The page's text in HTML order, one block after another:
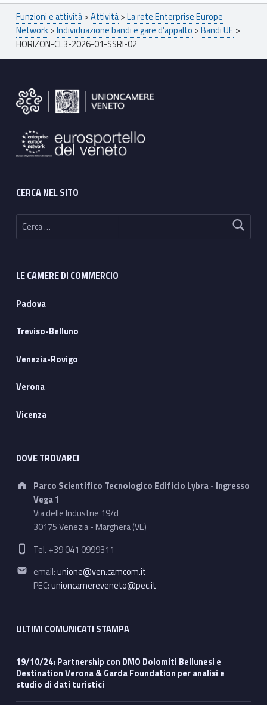
Breadcrumbs navigation
Funzioni e attività>Attività>La rete Enterprise Europe
Network>Individuazione bandi e gare d’appalto >Bandi UE >
HORIZON-CL3-2026-01-SSRI-02
CERCA NEL SITO
Ricerca per:
LE CAMERE DI COMMERCIO
Padova
Treviso-Belluno
Venezia-Rovigo
Verona
Vicenza
DOVE TROVARCI
Address:
Parco Scientifico Tecnologico Edificio Lybra - Ingresso
Vega 1
Via delle Industrie 19/d
30175 Venezia - Marghera (VE)
Phone number:
Tel. +39 041 0999311
Email address:
email:unione@ven.camcom.it
PEC:unioncamereveneto@pec.it
ULTIMI COMUNICATI STAMPA
19/10/24: Partnership con DMO Dolomiti Bellunesi e
Destination Verona & Garda Foundation per analisi e
studio di dati turistici